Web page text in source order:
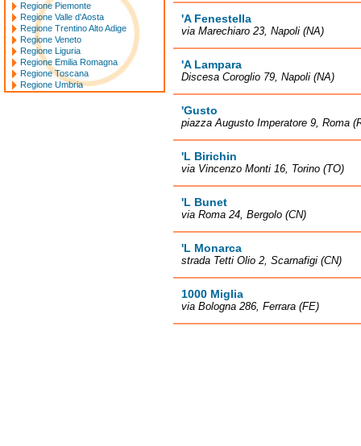
'A Fenestella
via Marechiaro 23, Napoli (NA)
'A Lampara
Discesa Coroglio 79, Napoli (NA)
'Gusto
piazza Augusto Imperatore 9, Roma
'L Birichin
via Vincenzo Monti 16, Torino (TO)
'L Bunet
via Roma 24, Bergolo (CN)
'L Monarca
strada Tetti Olio 2, Scarnafigi (CN)
1000 Miglia
via Bologna 286, Ferrara (FE)
Regione Piemonte
Regione Valle d'Aosta
Regione Trentino Alto Adige
Regione Veneto
Regione Liguria
Regione Emilia Romagna
Regione Toscana
Regione Umbria